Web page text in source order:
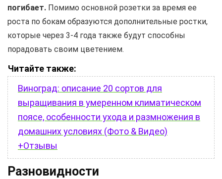
погибает. Помимо основной розетки за время ее
роста по бокам образуются дополнительные ростки,
которые через 3-4 года также будут способны
порадовать своим цветением.
Читайте также:
Виноград: описание 20 сортов для
выращивания в умеренном климатическом
поясе, особенности ухода и размножения в
домашних условиях (Фото & Видео)
+Отзывы
Разновидности